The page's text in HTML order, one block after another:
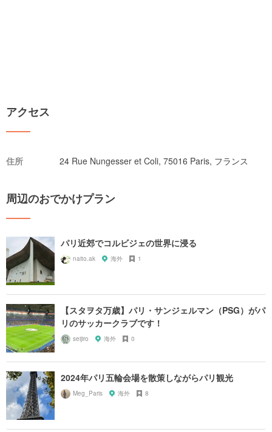
アクセス
住所 24 Rue Nungesser et Coli, 75016 Paris, フランス
周辺のおでかけプラン
パリ近郊でコルビジェの世界に浸る
naito.ak 海外 1
【スタヲタ万歳】パリ・サンジェルマン（PSG）がパ
リのサッカークラブです！
seijiro 海外 0
2024年パリ五輪会場を散策しながらパリ観光
Meg_Paris 海外 8